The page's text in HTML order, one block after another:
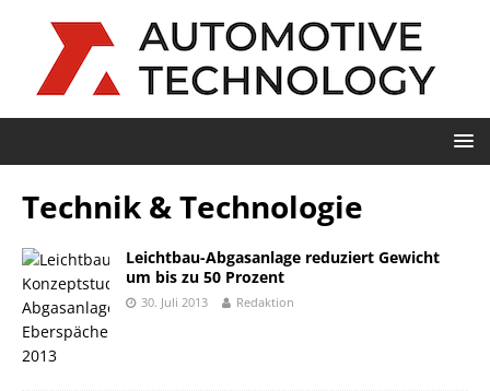
Technik & Technologie
Leichtbau-Abgasanlage reduziert Gewicht
um bis zu 50 Prozent
30. Juli 2013 Redaktion